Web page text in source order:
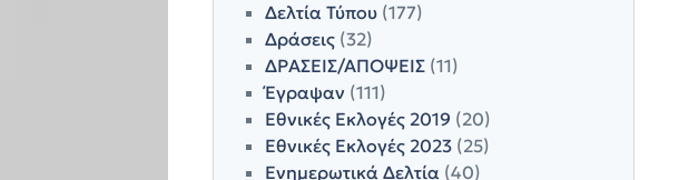
Δελτία Τύπου(177)
Δράσεις(32)
ΔΡΑΣΕΙΣ/ΑΠΟΨΕΙΣ(11)
Έγραψαν (111)
Εθνικές Εκλογές 2019 (20)
Εθνικές Εκλογές 2023(25)
Ενημερωτικά Δελτία(40)